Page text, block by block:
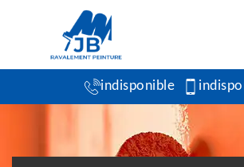
indisponible